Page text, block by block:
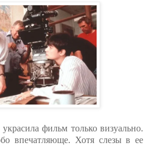
фильм только визуально.
впечатляюще. Хотя слезы в ее